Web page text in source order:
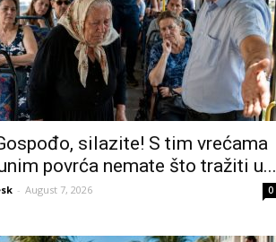
silazite! S tim vrećama
povrća nemate što tražiti u...
- August 7, 2026 0